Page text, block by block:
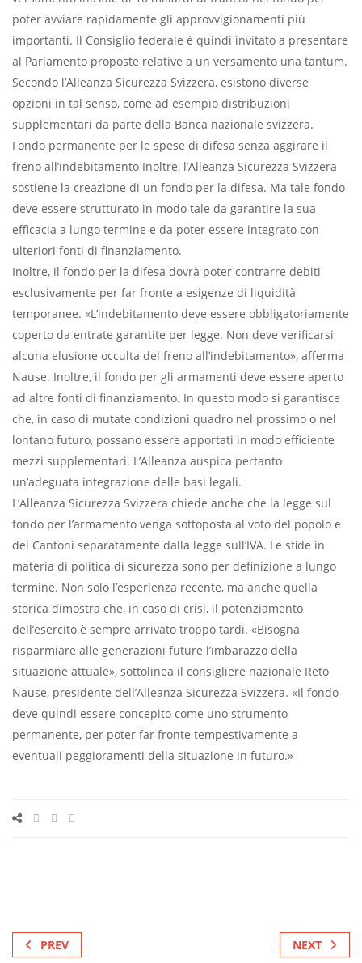
poter avviare rapidamente gli approvvigionamenti più
importanti. Il Consiglio federale è quindi invitato a presentare
al Parlamento proposte relative a un versamento una tantum.
Secondo l’Alleanza Sicurezza Svizzera, esistono diverse
opzioni in tal senso, come ad esempio distribuzioni
supplementari da parte della Banca nazionale svizzera.
Fondo permanente per le spese di difesa senza aggirare il
freno all’indebitamento Inoltre, l’Alleanza Sicurezza Svizzera
sostiene la creazione di un fondo per la difesa. Ma tale fondo
deve essere strutturato in modo tale da garantire la sua
efficacia a lungo termine e da poter essere integrato con
ulteriori fonti di finanziamento.
Inoltre, il fondo per la difesa dovrà poter contrarre debiti
esclusivamente per far fronte a esigenze di liquidità
temporanee. «L’indebitamento deve essere obbligatoriamente
coperto da entrate garantite per legge. Non deve verificarsi
alcuna elusione occulta del freno all’indebitamento», afferma
Nause. Inoltre, il fondo per gli armamenti deve essere aperto
ad altre fonti di finanziamento. In questo modo si garantisce
che, in caso di mutate condizioni quadro nel prossimo o nel
lontano futuro, possano essere apportati in modo efficiente
mezzi supplementari. L’Alleanza auspica pertanto
un’adeguata integrazione delle basi legali.
L’Alleanza Sicurezza Svizzera chiede anche che la legge sul
fondo per l’armamento venga sottoposta al voto del popolo e
dei Cantoni separatamente dalla legge sull’IVA. Le sfide in
materia di politica di sicurezza sono per definizione a lungo
termine. Non solo l’esperienza recente, ma anche quella
storica dimostra che, in caso di crisi, il potenziamento
dell’esercito è sempre arrivato troppo tardi. «Bisogna
risparmiare alle generazioni future l’imbarazzo della
situazione attuale», sottolinea il consigliere nazionale Reto
Nause, presidente dell’Alleanza Sicurezza Svizzera. «Il fondo
deve quindi essere concepito come uno strumento
permanente, per poter far fronte tempestivamente a
eventuali peggioramenti della situazione in futuro.»
PREV NEXT